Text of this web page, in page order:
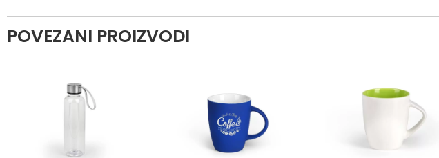
POVEZANI PROIZVODI